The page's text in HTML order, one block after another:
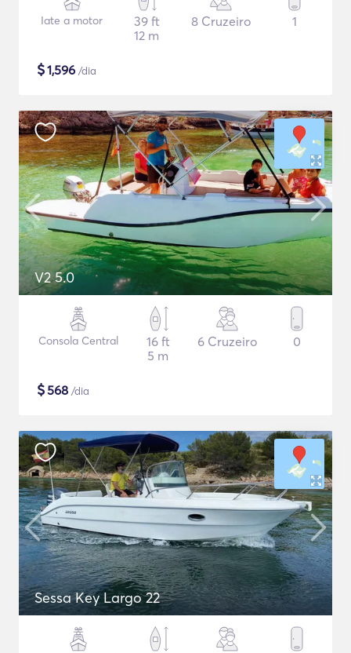
Iate a motor
39 ft
12 m
8 Cruzeiro 1
$1,596 /dia
V2 5.0
Consola Central
16 ft
5 m
6 Cruzeiro 0
$568 /dia
Sessa Key Largo 22